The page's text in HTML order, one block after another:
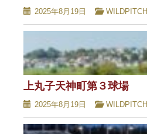
2025年8月19日 WILDPITCH
上丸子天神町第３球場
2025年8月19日 WILDPITCH